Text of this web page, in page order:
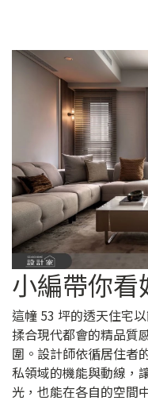
小編帶你看
這幢 53 坪的透天住宅
揉合現代都會的精品質
圍。設計師依循居住者
私領域的機能與動線，
光，也能在各自的空間